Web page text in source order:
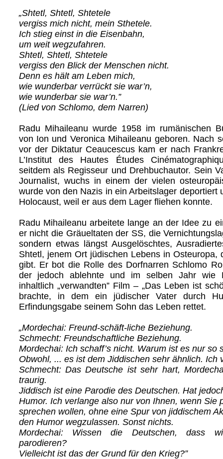
„Shtetl, Shtetl, Shtetele
vergiss mich nicht, mein Sthetele.
Ich stieg einst in die Eisenbahn,
um weit wegzufahren.
Shtetl, Shtetl, Shtetele
vergiss den Blick der Menschen nicht.
Denn es hält am Leben mich,
wie wunderbar verrückt sie war’n,
wie wunderbar sie war’n.”
(Lied von Schlomo, dem Narren)
Radu Mihaileanu wurde 1958 im rumänischen
von Ion und Veronica Mihaileanu geboren. Nach
vor der Diktatur Ceaucescus kam er nach
L’Institut des Hautes Études
seitdem als Regisseur und Drehbuchautor. Sein
Journalist, wuchs in einem der vielen
wurde von den Nazis in ein Arbeitslager deportiert
Holocaust, weil er aus dem Lager fliehen konnte.
Radu Mihaileanu arbeitete lange an der Idee zu
er nicht die Gräueltaten der SS, die
sondern etwas längst Ausgelöschtes,
Shtetl, jenem Ort jüdischen Lebens in Osteuropa,
gibt. Er bot die Rolle des Dorfnarren Schlomo
der jedoch ablehnte und im selben Jahr wie
inhaltlich „verwandten” Film – „Das Leben ist
brachte, in dem ein jüdischer Vater durch
Erfindungsgabe seinem Sohn das Leben rettet.
„Mordechai: Freund-schäft-liche Beziehung.
Schmecht: Freundschaftliche Beziehung.
Mordechai: Ich schaff’s nicht. Warum ist es nur so
Obwohl, ... es ist dem Jiddischen sehr ähnlich. Ich
Schmecht: Das Deutsche ist sehr hart,
traurig.
Jiddisch ist eine Parodie des Deutschen. Hat
Humor. Ich verlange also nur von Ihnen, wenn Sie
sprechen wollen, ohne eine Spur von jiddischem
den Humor wegzulassen. Sonst nichts.
Mordechai: Wissen die Deutschen, dass
parodieren?
Vielleicht ist das der Grund für den Krieg?”